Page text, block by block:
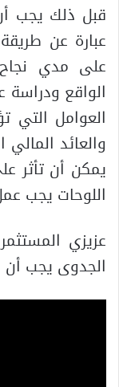
قبل ذلك يجب
عبارة عن
على مدي
الواقع ودراسة
والعائد
يمكن أن تأثر
اللوحات يجب
عزيزي
الجدوى يجب